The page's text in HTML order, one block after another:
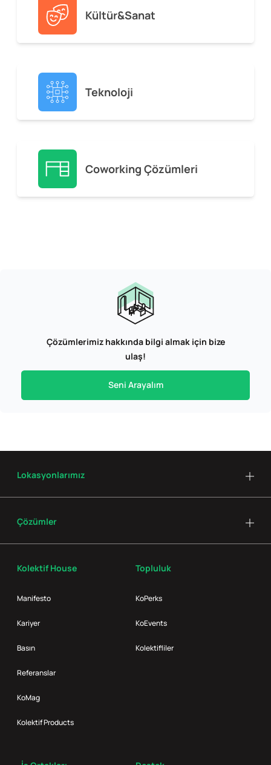
Kültür&Sanat
Teknoloji
Coworking Çözümleri
Çözümlerimiz hakkında bilgi almak için bize
ulaş!
Seni Arayalım
Kolektif House
Manifesto
Kariyer
Basın
Referanslar
KoMag
Kolektif Products
Topluluk
KoPerks
KoEvents
Kolektifliler
Lokasyonlarımız
Çözümler